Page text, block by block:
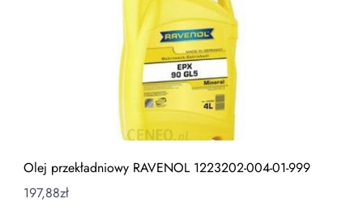
Olej przekładniowy RAVENOL 1223202-004-01-999
197,88zł